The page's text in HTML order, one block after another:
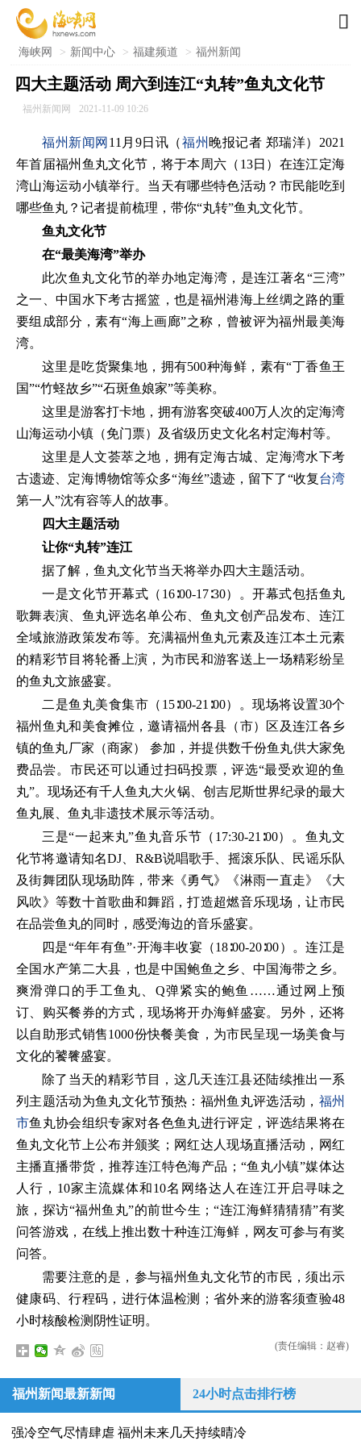

海峡网 > 新闻中心 > 福建频道 > 福州新闻
四大主题活动 周六到连江“丸转”鱼丸文化节
福州新闻网 2021-11-09 10:26
福州新闻网 11月9日讯（福州 晚报记者 郑瑞洋）2021
年首届福州鱼丸文化节，将于本周六（13日）在连江定海
湾山海运动小镇举行。当天有哪些特色活动？市民能吃到
哪些鱼丸？记者提前梳理，带你“丸转”鱼丸文化节。
鱼丸文化节
在“最美海湾”举办
此次鱼丸文化节的举办地定海湾，是连江著名“三湾”
之一、中国水下考古摇篮，也是福州港海上丝绸之路的重
要组成部分，素有“海上画廊”之称，曾被评为福州最美海
湾。
这里是吃货聚集地，拥有500种海鲜，素有“丁香鱼王
国”“竹蛏故乡”“石斑鱼娘家”等美称。
这里是游客打卡地，拥有游客突破400万人次的定海湾
山海运动小镇（免门票）及省级历史文化名村定海村等。
这里是人文荟萃之地，拥有定海古城、定海湾水下考
古遗迹、定海博物馆等众多“海丝”遗迹，留下了“收复台湾
第一人”沈有容等人的故事。
四大主题活动
让你“丸转”连江
据了解，鱼丸文化节当天将举办四大主题活动。
一是文化节开幕式（16∶00-17∶30）。开幕式包括鱼丸
歌舞表演、鱼丸评选名单公布、鱼丸文创产品发布、连江
全域旅游政策发布等。充满福州鱼丸元素及连江本土元素
的精彩节目将轮番上演，为市民和游客送上一场精彩纷呈
的鱼丸文旅盛宴。
二是鱼丸美食集市（15∶00-21∶00）。现场将设置30个
福州鱼丸和美食摊位，邀请福州各县（市）区及连江各乡
镇的鱼丸厂家（商家） 参加，并提供数千份鱼丸供大家免
费品尝。市民还可以通过扫码投票，评选“最受欢迎的鱼
丸”。现场还有千人鱼丸大火锅、创吉尼斯世界纪录的最大
鱼丸展、鱼丸非遗技术展示等活动。
三是“一起来丸”鱼丸音乐节（17:30-21∶00）。鱼丸文
化节将邀请知名DJ、R&B说唱歌手、摇滚乐队、民谣乐队
及街舞团队现场助阵，带来《勇气》《淋雨一直走》《大
风吹》等数十首歌曲和舞蹈，打造超燃音乐现场，让市民
在品尝鱼丸的同时，感受海边的音乐盛宴。
四是“年年有鱼”·开海丰收宴（18∶00-20∶00）。连江是
全国水产第二大县，也是中国鲍鱼之乡、中国海带之乡。
爽滑弹口的手工鱼丸、Q弹紧实的鲍鱼……通过网上预
订、购买餐券的方式，现场将开办海鲜盛宴。另外，还将
以自助形式销售1000份快餐美食，为市民呈现一场美食与
文化的饕餮盛宴。
除了当天的精彩节目，这几天连江县还陆续推出一系
列主题活动为鱼丸文化节预热：福州鱼丸评选活动， 福州
市鱼丸协会组织专家对各色鱼丸进行评定，评选结果将在
鱼丸文化节上公布并颁奖；网红达人现场直播活动，网红
主播直播带货，推荐连江特色海产品；“鱼丸小镇”媒体达
人行，10家主流媒体和10名网络达人在连江开启寻味之
旅，探访“福州鱼丸”的前世今生；“连江海鲜猜猜猜”有奖
问答游戏，在线上推出数十种连江海鲜，网友可参与有奖
问答。
需要注意的是，参与福州鱼丸文化节的市民，须出示
健康码、行程码，进行体温检测；省外来的游客须查验48
小时核酸检测阴性证明。
(责任编辑：赵睿)
福州新闻最新新闻 24小时点击排行榜
强冷空气尽情肆虐 福州未来几天持续晴冷